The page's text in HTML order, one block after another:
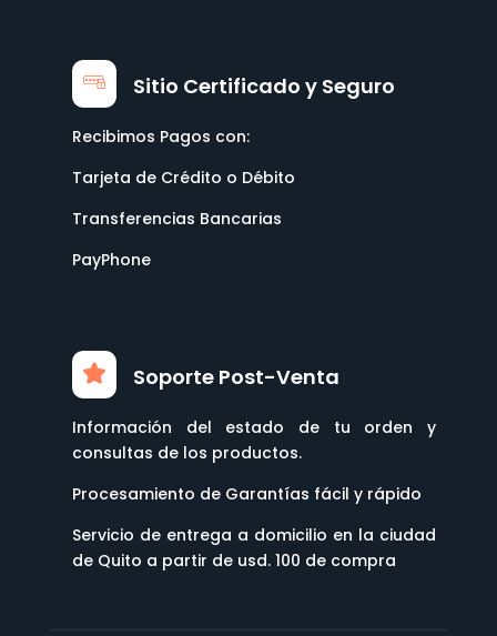
Sitio Certificado y Seguro
Recibimos Pagos con:
Tarjeta de Crédito o Débito
Transferencias Bancarias
PayPhone
Soporte Post-Venta
Información del estado de tu orden y
consultas de los productos.
Procesamiento de Garantías fácil y rápido
Servicio de entrega a domicilio en la ciudad
de Quito a partir de usd. 100 de compra